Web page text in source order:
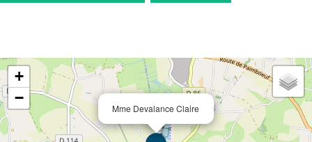
Mme Devalance Claire
+
−